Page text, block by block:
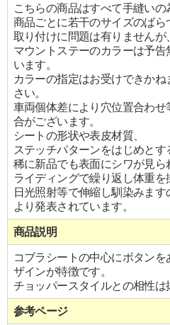
こちらの商品はすべて手縫いの
商品ごとに若干のサイズのばら
取り付けに問題は有りませんが
マウントステーのカラーは予
います。
カラーの指定はお受けできか
さい。
車両個体差により穴位置合わ
合がございます。
シートの形状や表皮材質、
ステッチパターンをはじめとす
稀に新品でも表面にシワが見ら
ライディングで繰り返し体重を
日光照射等で伸縮し馴染みま
より発表されています。
商品説明
コブラシートの中心にボタン
ザインが特徴です。
チョッパースタイルとの相性は
参考ページ